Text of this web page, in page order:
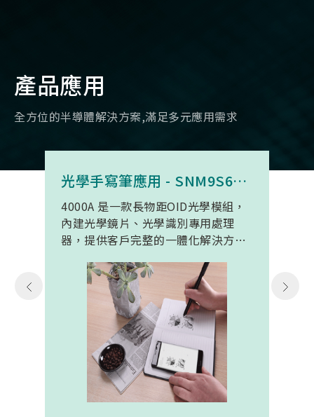
產品應用
全方位的半導體解決方案,滿足多元應用需求
光學手寫筆應用 - SNM9S6100BC4000A
4000A 是一款長物距OID光學模組，
內建光學鏡片、光學識別專用處理
器，提供客戶完整的一體化解決方
置開發。模組在保持小型化的同時，
延伸了可用物距範圍，使其能在離紙
面更遠的位置仍精確讀取碼點，同時
內建的高幀率SoC，能確保書寫筆跡
的連續與準確。 透過4000A模組能有
效縮短客戶開發週期，並確保在小型
裝置中仍維持高精度與穩定度，讓產
品能夠以最自然的方式，將紙本與數
位內容緊密連結。